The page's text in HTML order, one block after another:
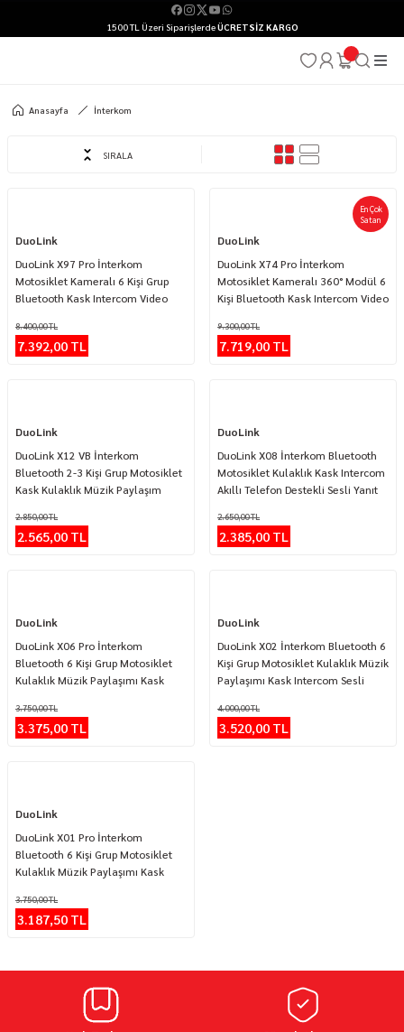
1500 TL Üzeri SiparişlerdeÜCRETSİZ KARGO
Anasayfa İnterkom
SIRALA
DuoLink
DuoLink X97 Pro İnterkom
Motosiklet Kameralı 6 Kişi Grup
Bluetooth Kask Intercom Video
7.392,00 TL
8.400,00 TL
En Çok
Satan
DuoLink
DuoLink X74 Pro İnterkom
Motosiklet Kameralı 360° Modül 6
Kişi Bluetooth Kask Intercom Video
7.719,00 TL
9.300,00 TL
DuoLink
DuoLink X12 VB İnterkom
Bluetooth 2-3 Kişi Grup Motosiklet
Kask Kulaklık Müzik Paylaşım
2.565,00 TL
2.850,00 TL
DuoLink
DuoLink X08 İnterkom Bluetooth
Motosiklet Kulaklık Kask Intercom
Akıllı Telefon Destekli Sesli Yanıt
2.385,00 TL
2.650,00 TL
DuoLink
DuoLink X06 Pro İnterkom
Bluetooth 6 Kişi Grup Motosiklet
Kulaklık Müzik Paylaşımı Kask
3.375,00 TL
3.750,00 TL
DuoLink
DuoLink X02 İnterkom Bluetooth 6
Kişi Grup Motosiklet Kulaklık Müzik
Paylaşımı Kask Intercom Sesli
3.520,00 TL
4.000,00 TL
DuoLink
DuoLink X01 Pro İnterkom
Bluetooth 6 Kişi Grup Motosiklet
Kulaklık Müzik Paylaşımı Kask
3.187,50 TL
3.750,00 TL